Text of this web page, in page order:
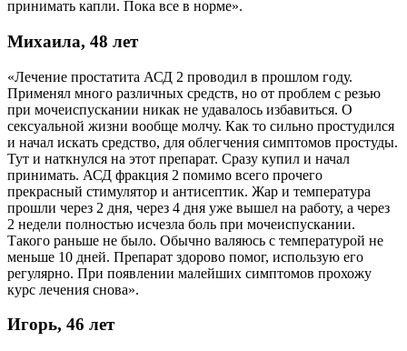
принимать капли. Пока все в норме».
Михаила, 48 лет
«Лечение простатита АСД 2 проводил в прошлом году.
Применял много различных средств, но от проблем с резью
при мочеиспускании никак не удавалось избавиться. О
сексуальной жизни вообще молчу. Как то сильно простудился
и начал искать средство, для облегчения симптомов простуды.
Тут и наткнулся на этот препарат. Сразу купил и начал
принимать. АСД фракция 2 помимо всего прочего
прекрасный стимулятор и антисептик. Жар и температура
прошли через 2 дня, через 4 дня уже вышел на работу, а через
2 недели полностью исчезла боль при мочеиспускании.
Такого раньше не было. Обычно валяюсь с температурой не
меньше 10 дней. Препарат здорово помог, использую его
регулярно. При появлении малейших симптомов прохожу
курс лечения снова».
Игорь, 46 лет